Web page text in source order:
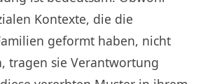
Kontexte, die die
geformt haben, nicht
tragen sie Verantwortung